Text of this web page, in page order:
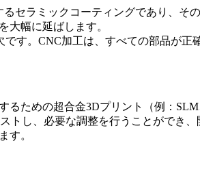
セラミックコーティングであり、そ
大幅に延ばします。
す。CNC加工は、すべての部品が正
るための超合金3Dプリント （例： SLM
トし、必要な調整を行うことができ、
す。